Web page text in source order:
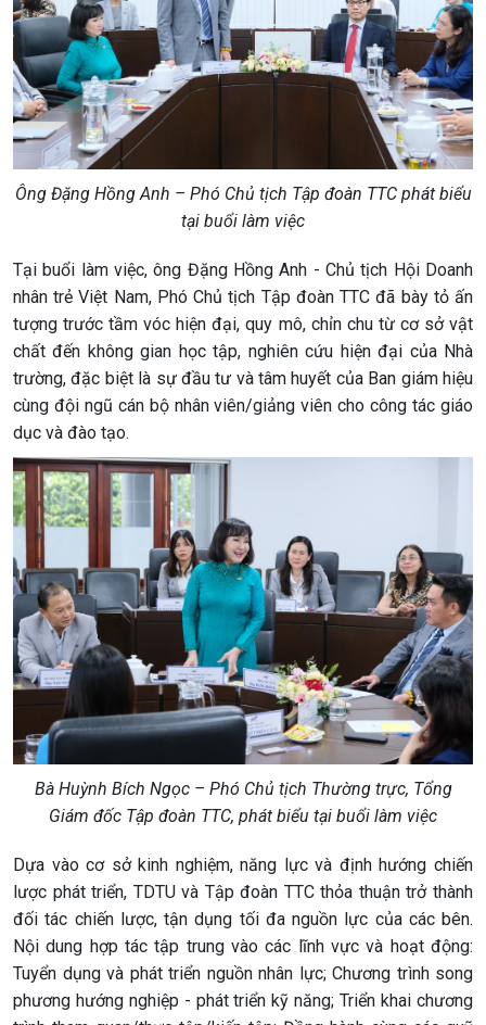
Ông Đặng Hồng Anh – Phó Chủ tịch Tập đoàn TTC phát biểu
tại buổi làm việc
Tại buổi làm việc, ông Đặng Hồng Anh - Chủ tịch Hội Doanh
nhân trẻ Việt Nam, Phó Chủ tịch Tập đoàn TTC đã bày tỏ ấn
tượng trước tầm vóc hiện đại, quy mô, chỉn chu từ cơ sở vật
chất đến không gian học tập, nghiên cứu hiện đại của Nhà
trường, đặc biệt là sự đầu tư và tâm huyết của Ban giám hiệu
cùng đội ngũ cán bộ nhân viên/giảng viên cho công tác giáo
dục và đào tạo.
Bà Huỳnh Bích Ngọc – Phó Chủ tịch Thường trực, Tổng
Giám đốc Tập đoàn TTC, phát biểu tại buổi làm việc
Dựa vào cơ sở kinh nghiệm, năng lực và định hướng chiến
lược phát triển, TDTU và Tập đoàn TTC thỏa thuận trở thành
đối tác chiến lược, tận dụng tối đa nguồn lực của các bên.
Nội dung hợp tác tập trung vào các lĩnh vực và hoạt động:
Tuyển dụng và phát triển nguồn nhân lực; Chương trình song
phương hướng nghiệp - phát triển kỹ năng; Triển khai chương